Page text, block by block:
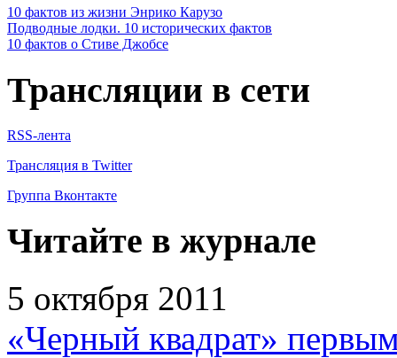
10 фактов из жизни Энрико Карузо
Подводные лодки. 10 исторических фактов
10 фактов о Стиве Джобсе
Трансляции в сети
RSS-лента
Трансляция в Twitter
Группа Вконтакте
Читайте в журнале
5 октября 2011
«Черный квадрат»